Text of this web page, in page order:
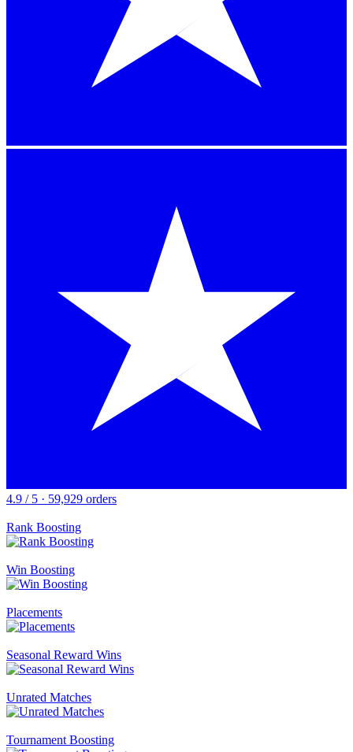
4.9 / 5 · 59,929 orders
Rank Boosting
Win Boosting
Placements
Seasonal Reward Wins
Unrated Matches
Tournament Boosting